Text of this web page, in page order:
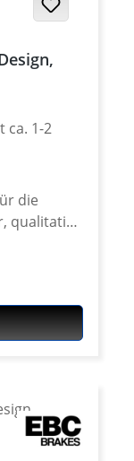
ca. 1-2
die
qualitativ
700 ab
(OEM
700
2019 -
2020 -